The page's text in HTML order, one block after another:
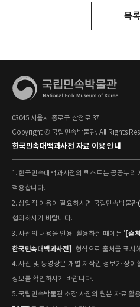
목록
03045 서울시 종로구 삼청로 37
Copyright © 국립민속박물관. All Rights
한국민속대백과사전 자료 이용 안내
1. 한국민속대백과사전의 텍스트는 공공누
적용합니다.
2. 상업적 이용이 필요하시면 국립민속박물관
협의하시기 바랍니다.
3. 사전의 내용을 인용·활용하실 때에는 ' [출
한국민속대백과사전] ' 형식으로 출처를 표시
4. 사진 및 동영상은 개별 저작권 정보가 상이
정보를 확인하시기 바랍니다.
5. 국립민속박물관 소장 사진의 원본 자료 활